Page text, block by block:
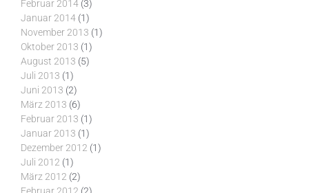
Februar 2014 (3)
Januar 2014 (1)
November 2013 (1)
Oktober 2013 (1)
August 2013 (5)
Juli 2013 (1)
Juni 2013 (2)
März 2013 (6)
Februar 2013 (1)
Januar 2013 (1)
Dezember 2012 (1)
Juli 2012 (1)
März 2012 (2)